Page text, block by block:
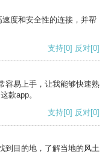
度和安全性的连接，并帮
支持[0] 反对[0]
容易上手，让我能够快速熟
款app。
支持[0] 反对[0]
到目的地，了解当地的风土